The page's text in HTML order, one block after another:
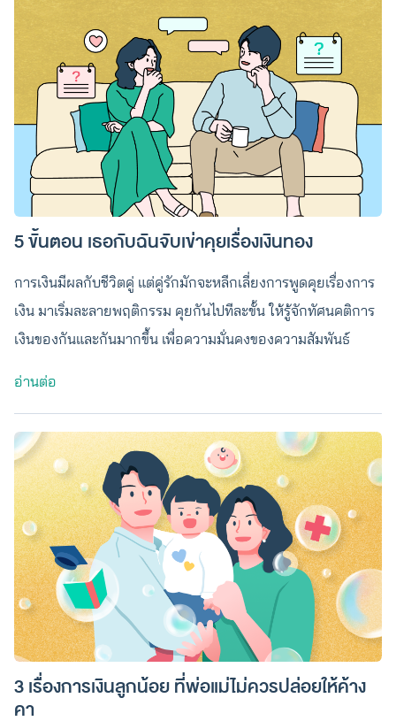
5 ขั้นตอน เธอกับฉันจับเข่าคุยเรื่องเงินทอง
การเงินมีผลกับชีวิตคู่ แต่คู่รักมักจะหลีกเลี่ยงการพูดคุยเรื่องการ
เงิน มาเริ่มละลายพฤติกรรม คุยกันไปทีละขั้น ให้รู้จักทัศนคติการ
เงินของกันและกันมากขึ้น เพื่อความมั่นคงของความสัมพันธ์
อ่านต่อ
3 เรื่องการเงินลูกน้อย ที่พ่อแม่ไม่ควรปล่อยให้ค้าง
คา